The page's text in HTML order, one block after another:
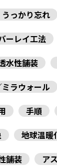
うっかり忘れ
ーレイ工法
水性舗装
ラウォール
手順
地球温暖
舗装
ア